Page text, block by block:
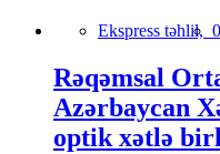
Ekspress təhlil,
Rəqəmsal
Azərbaycan
optik xətlə